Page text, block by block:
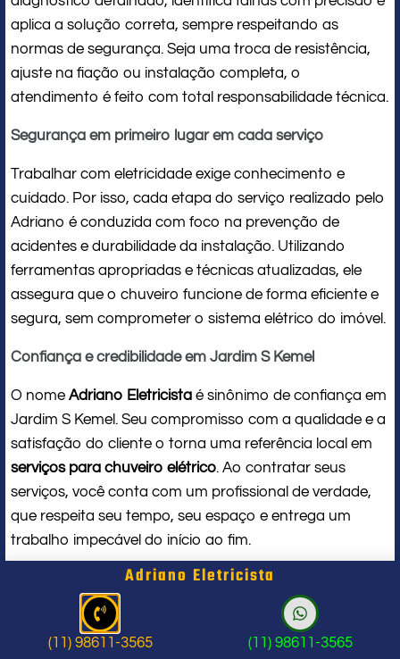
aplica a solução correta, sempre respeitando as
normas de segurança. Seja uma troca de resistência,
ajuste na fiação ou instalação completa, o
atendimento é feito com total responsabilidade técnica.
Segurança em primeiro lugar em cada serviço
Trabalhar com eletricidade exige conhecimento e
cuidado. Por isso, cada etapa do serviço realizado pelo
Adriano é conduzida com foco na prevenção de
acidentes e durabilidade da instalação. Utilizando
ferramentas apropriadas e técnicas atualizadas, ele
assegura que o chuveiro funcione de forma eficiente e
segura, sem comprometer o sistema elétrico do imóvel.
Confiança e credibilidade em Jardim S Kemel
O nome Adriano Eletricista é sinônimo de confiança em
Jardim S Kemel. Seu compromisso com a qualidade e a
satisfação do cliente o torna uma referência local em
serviços para chuveiro elétrico. Ao contratar seus
serviços, você conta com um profissional de verdade,
que respeita seu tempo, seu espaço e entrega um
trabalho impecável do início ao fim.
Problema com chuveiro: sinais que
indicam a hora de chamar um
profissional
Adriano Eletricista
(11) 98611-3565 (11) 98611-3565